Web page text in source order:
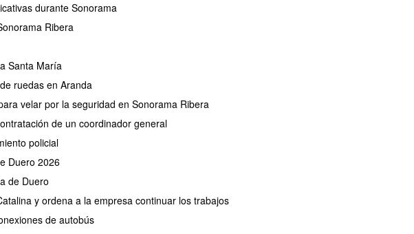
durante Sonorama
Ribera
Santa María
ruedas en Aranda
velar por la seguridad en Sonorama Ribera
de un coordinador general
policial
Duero 2026
de Duero
y ordena a la empresa continuar los trabajos
de autobús